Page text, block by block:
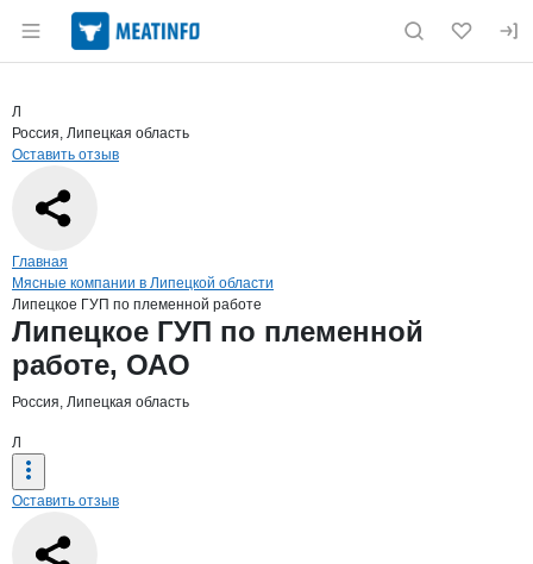
Раздел навигации по сайту meatinfo.ru
Страница компании
Страница компании
Краткая информация о компании
Л
Россия, Липецкая область
Оставить отзыв
Навигация по сайту
Главная
Мясные компании в Липецкой области
Липецкое ГУП по племенной работе
Основная информация о компании
Липецкое ГУП по племенной
работе, ОАО
Россия, Липецкая область
Л
Оставить отзыв